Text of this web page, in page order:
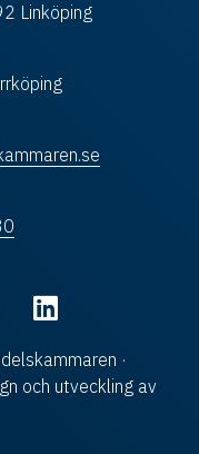
Linköping
·
och utveckling av